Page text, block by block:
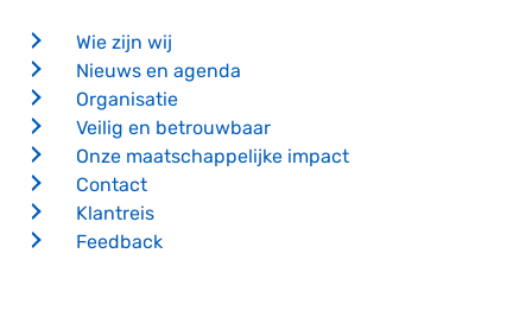
Wie zijn wij
Nieuws en agenda
Organisatie
Veilig en betrouwbaar
Onze maatschappelijke impact
Contact
Klantreis
Feedback